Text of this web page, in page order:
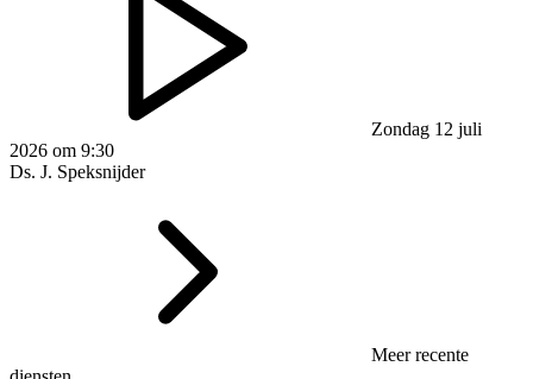
Zondag 12 juli
2026 om 9:30
Ds. J. Speksnijder
Meer recente